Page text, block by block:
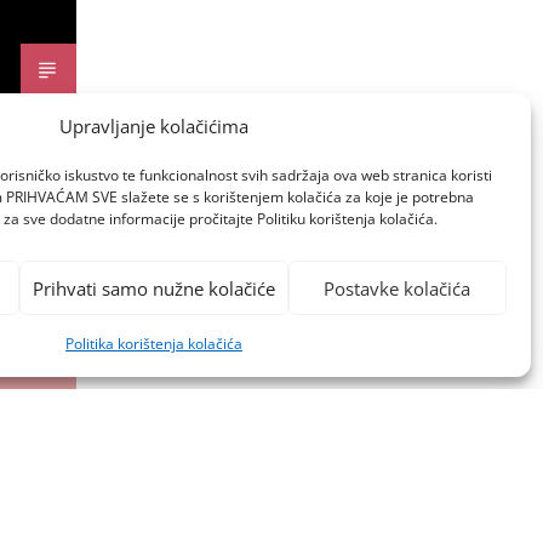
Upravljanje kolačićima
iskustvo te funkcionalnost svih sadržaja ova web stranica koristi
SVE slažete se s korištenjem kolačića za koje je potrebna
sve dodatne informacije pročitajte Politiku korištenja kolačića.
Prihvati samo nužne kolačiće Postavke kolačića
Politika korištenja kolačića